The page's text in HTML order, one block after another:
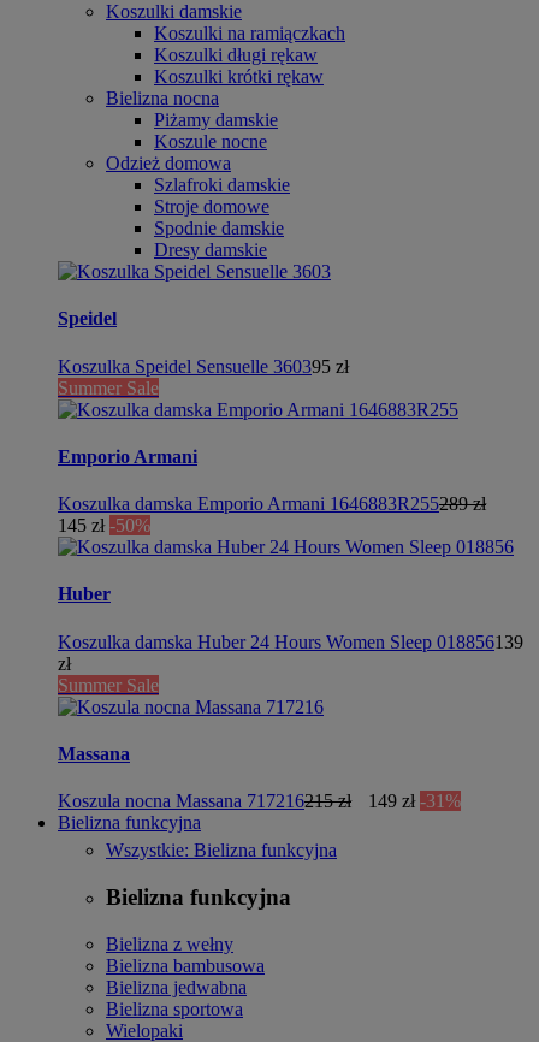
Koszulki damskie
Koszulki na ramiączkach
Koszulki długi rękaw
Koszulki krótki rękaw
Bielizna nocna
Piżamy damskie
Koszule nocne
Odzież domowa
Szlafroki damskie
Stroje domowe
Spodnie damskie
Dresy damskie
Speidel
Koszulka Speidel Sensuelle 360395 zł
Summer Sale
Emporio Armani
Koszulka damska Emporio Armani 1646883R255289 zł
145 zł -50%
Huber
Koszulka damska Huber 24 Hours Women Sleep 018856139
zł
Summer Sale
Massana
Koszula nocna Massana 717216215 zł 149 zł -31%
Bielizna funkcyjna
Wszystkie: Bielizna funkcyjna
Bielizna funkcyjna
Bielizna z wełny
Bielizna bambusowa
Bielizna jedwabna
Bielizna sportowa
Wielopaki